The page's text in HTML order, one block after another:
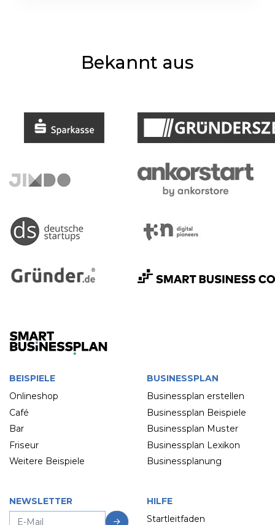
Bekannt aus
BEISPIELE
Onlineshop
Café
Bar
Friseur
Weitere Beispiele
BUSINESSPLAN
Businessplan erstellen
Businessplan Beispiele
Businessplan Muster
Businessplan Lexikon
Businessplanung
NEWSLETTER
HILFE
Startleitfaden